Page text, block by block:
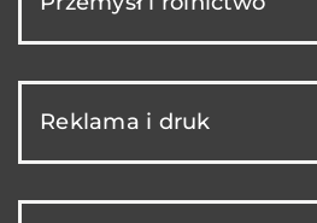
Reklama i druk